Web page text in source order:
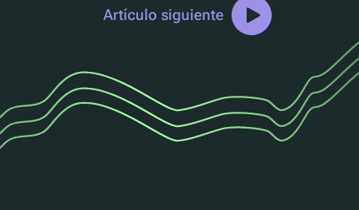
Artículo siguiente